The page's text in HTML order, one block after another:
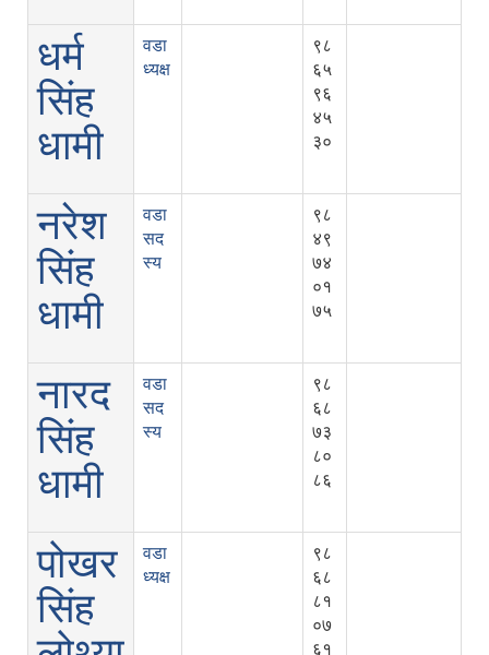
धर्म
सिंह
धामी
वडा
ध्यक्ष
९८
६५
९६
४५
३०
नरेश
सिंह
धामी
वडा
सद
स्य
९८
४९
७४
०१
७५
नारद
सिंह
धामी
वडा
सद
स्य
९८
६८
७३
८०
८६
पोखर
सिंह
वडा
ध्यक्ष
९८
६८
८१
०७
६१